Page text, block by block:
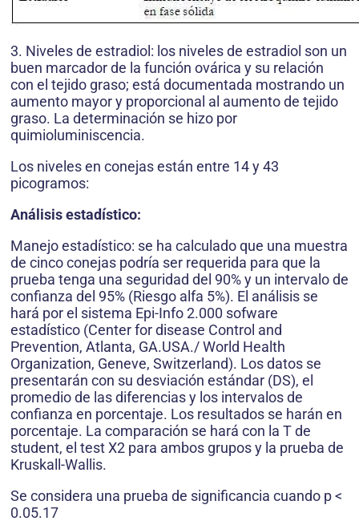
3. Niveles de estradiol: los niveles de estradiol son un
buen marcador de la función ovárica y su relación
con el tejido graso; está documentada mostrando un
aumento mayor y proporcional al aumento de tejido
graso. La determinación se hizo por
quimioluminiscencia.
Los niveles en conejas están entre 14 y 43
picogramos:
Análisis estadístico:
Manejo estadístico: se ha calculado que una muestra
de cinco conejas podría ser requerida para que la
prueba tenga una seguridad del 90% y un intervalo de
confianza del 95% (Riesgo alfa 5%). El análisis se
hará por el sistema Epi-Info 2.000 sofware
estadístico (Center for disease Control and
Prevention, Atlanta, GA.USA./ World Health
Organization, Geneve, Switzerland). Los datos se
presentarán con su desviación estándar (DS), el
promedio de las diferencias y los intervalos de
confianza en porcentaje. Los resultados se harán en
porcentaje. La comparación se hará con la T de
student, el test X2 para ambos grupos y la prueba de
Kruskall-Wallis.
Se considera una prueba de significancia cuando p <
0.05.17